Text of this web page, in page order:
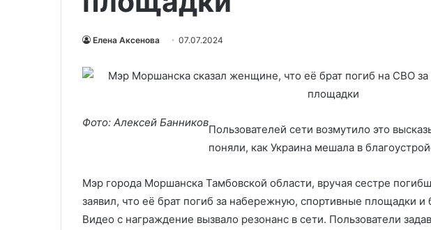
Елена Аксенова 07.07.2024
Фото: Алексей Банников
Пользователей сети возмутило это
поняли, как Украина мешала в
Мэр города Моршанска Тамбовской области, вручая сестре
заявил, что её брат погиб за набережную, спортивные площадки и
Видео с награждение вызвало резонанс в сети. Пользователи